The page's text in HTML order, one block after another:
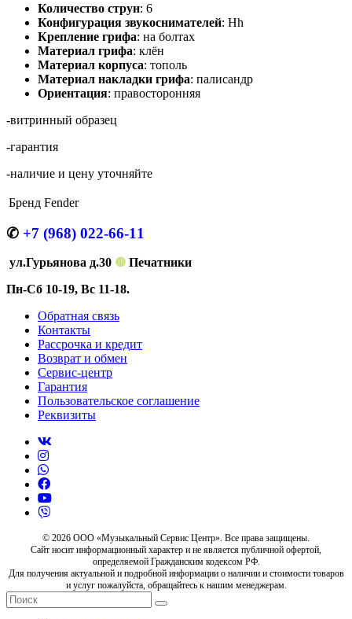
Количество струн: 6
Конфигурация звукоснимателей: Hh
Крепление грифа: на болтах
Материал грифа: клён
Материал корпуса: тополь
Материал накладки грифа: палисандр
Ориентация: правосторонняя
-витринный образец
-гарантия
-наличие и цену уточняйте
Бренд Fender
✆ +7 (968) 022-66-11
ул.Гурьянова д.30 ❿ Печатники
Пн-Сб 10-19, Вс 11-18.
Обратная связь
Контакты
Рассрочка и кредит
Возврат и обмен
Сервис-центр
Гарантия
Пользовательское соглашение
Реквизиты
© 2026 ООО «Музыкальный Сервис Центр». Все права защищены.
Сайт носит информационный характер и не является публичной офертой,
определяемой Гражданским кодексом РФ.
Для получения актуальной и подробной информации о наличии и стоимости товаров
и услуг пожалуйста, обращайтесь к нашим менеджерам.